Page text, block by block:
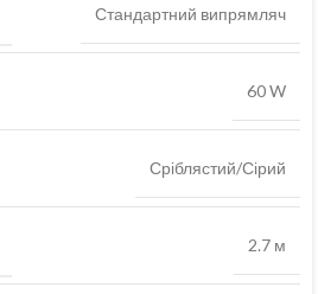
Стандартний випрямляч
60 W
Сріблястий/Сірий
2.7 м